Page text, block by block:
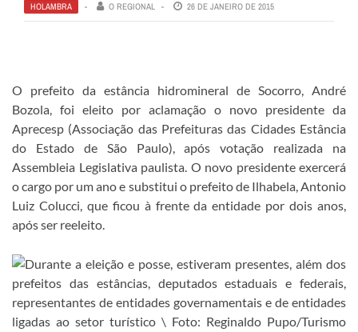
HOLAMBRA O REGIONAL 26 DE JANEIRO DE 2015
O prefeito da estância hidromineral de Socorro, André
Bozola, foi eleito por aclamação o novo presidente da
Aprecesp (Associação das Prefeituras das Cidades Estância
do Estado de São Paulo), após votação realizada na
Assembleia Legislativa paulista. O novo presidente exercerá
o cargo por um ano e substitui o prefeito de Ilhabela, Antonio
Luiz Colucci, que ficou à frente da entidade por dois anos,
após ser reeleito.